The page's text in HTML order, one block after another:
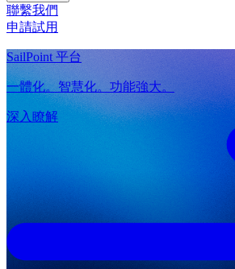
聯繫我們
申請試用
SailPoint 平台
一體化。智慧化。功能強大。
深入瞭解